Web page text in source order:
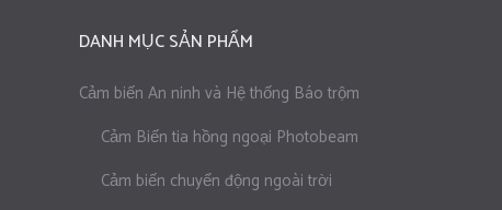
DANH MỤC SẢN PHẨM
Cảm biến An ninh và Hệ thống Báo trộm
Cảm Biến tia hồng ngoại Photobeam
Cảm biến chuyển động ngoài trời